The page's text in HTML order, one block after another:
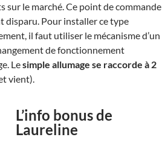
sur le marché. Ce point de commande
disparu. Pour installer ce type
il faut utiliser le mécanisme d’un
de fonctionnement
Lesimple allumage se raccorde à 2
vient).
L’info bonus de
Laureline